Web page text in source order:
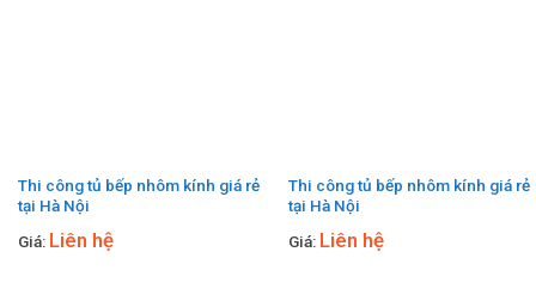
Thi công tủ bếp nhôm kính giá rẻ
tại Hà Nội
Giá: Liên hệ
Thi công tủ bếp nhôm kính giá rẻ
tại Hà Nội
Giá: Liên hệ